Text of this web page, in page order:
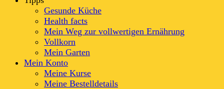
Gesunde Küche
Health facts
Mein Weg zur vollwertigen Ernährung
Vollkorn
Mein Garten
Mein Konto
Meine Kurse
Meine Bestelldetails